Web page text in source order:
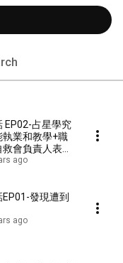
EP02-占星學究
業和教學+職
會負責人表達
ago
發現遭到
ago